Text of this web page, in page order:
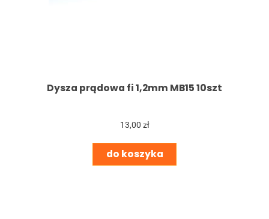
Dysza prądowa fi 1,2mm MB15 10szt
13,00 zł
do koszyka